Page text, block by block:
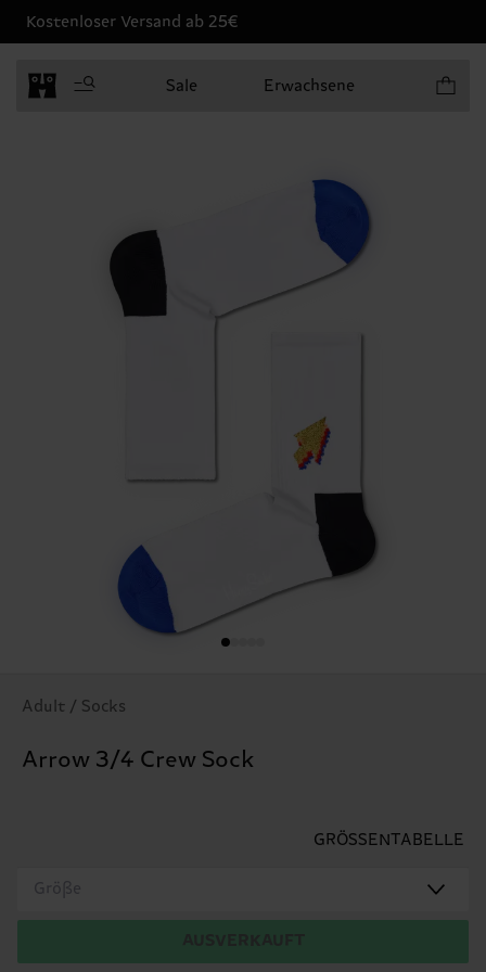
Kostenloser Versand ab 25€
Sale Erwachsene
Adult / Socks
Arrow 3/4 Crew Sock
GRÖSSENTABELLE
Größe